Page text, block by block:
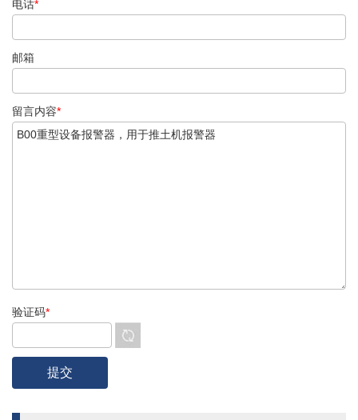
电话*
邮箱
留言内容*
验证码*